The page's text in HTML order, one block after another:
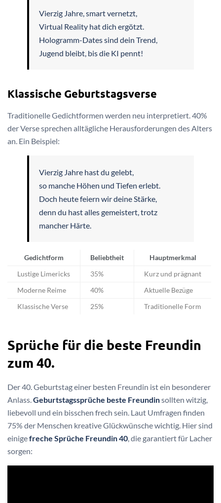
Vierzig Jahre, smart vernetzt,
Virtual Reality hat dich ergötzt.
Hologramm-Dates sind dein Trend,
Jugend bleibt, bis die KI pennt!
Klassische Geburtstagsverse
Traditionelle Gedichtformen werden neu interpretiert. 40%
der Verse sprechen alltägliche Herausforderungen des Alters
an. Ein Beispiel:
Vierzig Jahre hast du gelebt,
so manche Höhen und Tiefen erlebt.
Doch heute feiern wir deine Stärke,
denn du hast alles gemeistert, trotz
mancher Härte.
Gedichtform Beliebtheit Hauptmerkmal
Lustige Limericks 35% Kurz und prägnant
Moderne Reime 40% Aktuelle Bezüge
Klassische Verse 25% Traditionelle Form
Sprüche für die beste Freundin
zum 40.
Der 40. Geburtstag einer besten Freundin ist ein besonderer
Anlass.Geburtstagssprüche beste Freundinsollten witzig,
liebevoll und ein bisschen frech sein. Laut Umfragen finden
75% der Menschen kreative Glückwünsche wichtig. Hier sind
einigefreche Sprüche Freundin 40, die garantiert für Lacher
sorgen: